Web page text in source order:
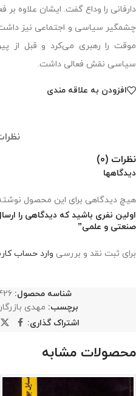
دارفانی را وداع گفت. ایشان علاوه
چشمگیر سیاسی و اجتماعی نیز
موقت را رهبری می‌کرد و قبل از
سیاسی نقش فعالی داشت.
افزودن به علاقه مندی
نظرات (0)
دیدگاهها
هیچ دیدگاهی برای این محصول
صنعتی و علمی”
برای ثبت نقد و بررسی وارد حساب
شناسه محصول:
برچسب: مهدی
اشتراک گذاری:
محصولات مشابه